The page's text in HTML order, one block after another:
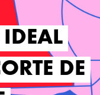
DE
DE